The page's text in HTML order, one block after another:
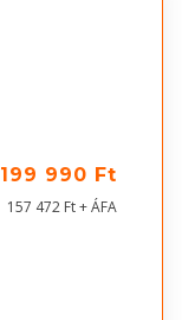
199 990 Ft
157 472 Ft + ÁFA